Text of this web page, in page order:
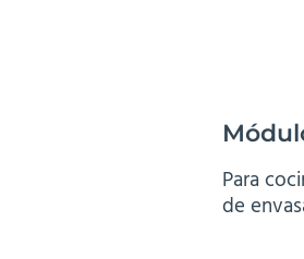
Para
de